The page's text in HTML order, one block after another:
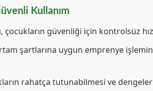
Kullanım
çocukların güvenliği için kontrolsüz
şartlarına uygun emprenye
rahatça tutunabilmesi ve